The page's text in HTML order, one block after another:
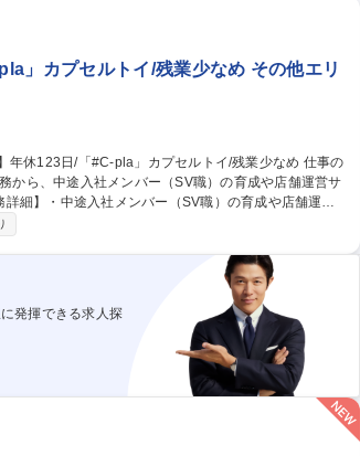
証券/経験者歓迎/東海東京FHの商品力
」カプセルトイ/残業少なめ その他エリ
から、中途入社メンバー（SV職）の育成や店舗運営サ
うにOJT研修の実施、またそのメンバーが担当してい
）・商品の在庫管理 ・金銭管理（両替機の釣銭準
年休123日/「#C-pla」カプセルトイ/残業少なめ
発揮できる求人探